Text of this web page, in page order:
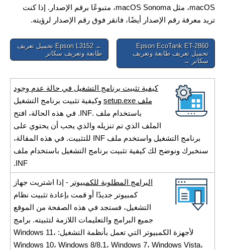
macOS، مثل macOS Sonoma، متبوعًا برقم الإصدار. إذا كنت
تريد معرفة رقم الإصدار أيضًا، فانقر فوق رقم الإصدار لرؤيته.
Post
navigation
← Epson L3152 تحميل تعريف
طابعة وتعريف سكانر
Epson EcoTank ET-2860
تحميل تعريف طابعة وتعريف
سكانر →
كيفية تثبيت برنامج التشغيل في حالة عدم وجود
ملف setup.exe
وكيفية تثبيت برنامج التشغيل
باستخدام ملف .INF. في هذه الحالة، افتح
الملف الذي تم تنزيله والذي يجب أن يحتوي على
برنامج التشغيل واستخدم ملف INF للتثبيت. في هذه المقالة،
سنخبرك ونوضح لك كيفية تثبيت برنامج التشغيل باستخدام ملف
INF.
البرامج المطلوبة للكمبيوتر - إذا اشتريت جهاز
كمبيوتر جديدًا أو قمت بإعادة تثبيت نظام
التشغيل، فستجد في هذه الصفحة من الموقع
جميع البرامج والتعليمات اللازمة لتثبيته. برامج
لأجهزة الكمبيوتر التي تعمل بأنظمة التشغيل: Windows 11،
Windows 10، Windows 8/8.1، Windows 7، Windows Vista،